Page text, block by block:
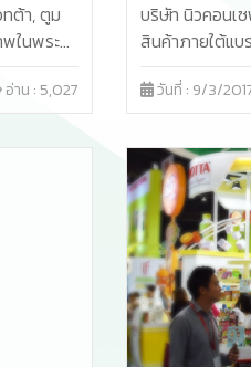
ต้า, ตูม
พในพระ
ศพ
ดช
อ่าน : 5,027
บริษัท นิวคอนเ
สินค้าภายใต้แบ
MZEL ยกทัพข
งาน Gulfood
วันที่ : 9/3/